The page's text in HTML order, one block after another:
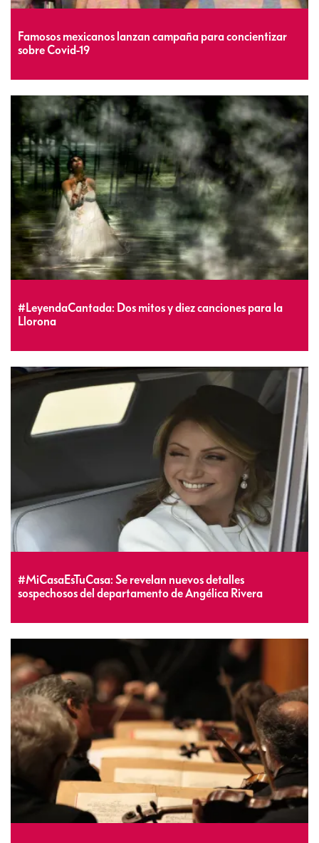
Famosos mexicanos lanzan campaña para concientizar
sobre Covid-19
#LeyendaCantada: Dos mitos y diez canciones para la
Llorona
#MiCasaEsTuCasa: Se revelan nuevos detalles
sospechosos del departamento de Angélica Rivera